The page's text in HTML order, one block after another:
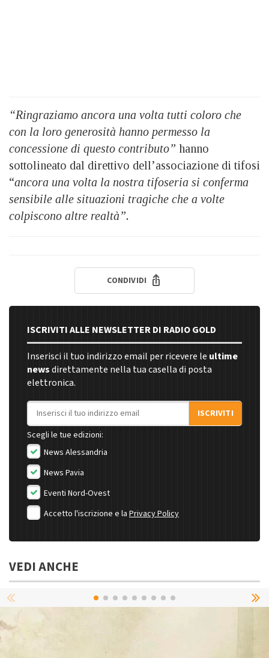
“Ringraziamo ancora una volta tutti coloro che
con la loro generosità hanno permesso la
concessione di questo contributo” hanno
sottolineato dal direttivo dell’associazione di tifosi
“ancora una volta la nostra tifoseria si conferma
sensibile alle situazioni tragiche che a volte
colpiscono altre realtà”.
CONDIVIDI
ISCRIVITI ALLE NEWSLETTER DI RADIO GOLD
Inserisci il tuo indirizzo email per ricevere le ultime
newsdirettamente nella tua casella di posta
elettronica.
Indirizzo email
ISCRIVITI
Scegli le tue edizioni:
News Alessandria
News Pavia
Eventi Nord-Ovest
Accetto l'iscrizione e la Privacy Policy
VEDI ANCHE